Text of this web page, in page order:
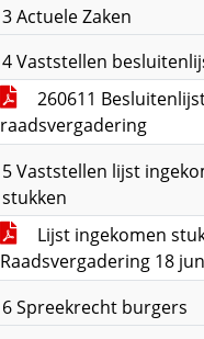
3 Actuele Zaken
4 Vaststellen
260611
raadsvergadering
5 Vaststellen lijst
stukken
Lijst ingekomen
Raadsvergadering 18
6 Spreekrecht burgers